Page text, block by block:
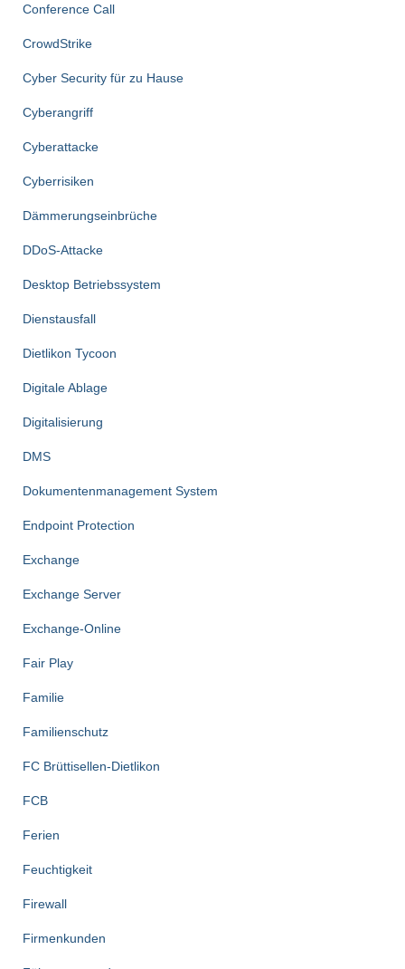
Conference Call
CrowdStrike
Cyber Security für zu Hause
Cyberangriff
Cyberattacke
Cyberrisiken
Dämmerungseinbrüche
DDoS-Attacke
Desktop Betriebssystem
Dienstausfall
Dietlikon Tycoon
Digitale Ablage
Digitalisierung
DMS
Dokumentenmanagement System
Endpoint Protection
Exchange
Exchange Server
Exchange-Online
Fair Play
Familie
Familienschutz
FC Brüttisellen-Dietlikon
FCB
Ferien
Feuchtigkeit
Firewall
Firmenkunden